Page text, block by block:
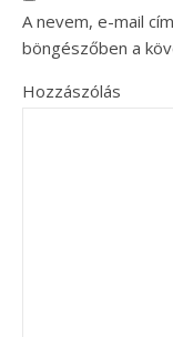
A nevem, e-mail
böngészőben a
Hozzászólás